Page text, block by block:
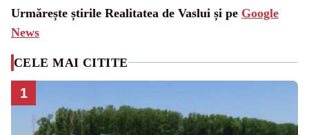
Urmărește știrile Realitatea de Vaslui și pe Google
News
CELE MAI CITITE
1